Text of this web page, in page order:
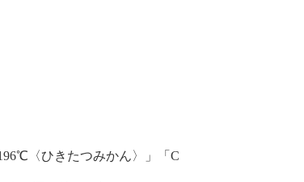
〈ひきたつみかん〉」「C